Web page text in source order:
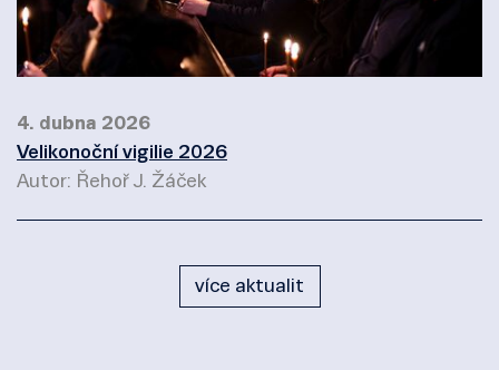
4. dubna 2026
Velikonoční vigilie 2026
Autor: Řehoř J. Žáček
více aktualit